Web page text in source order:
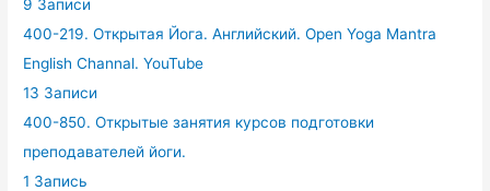
9 Записи
400-219. Открытая Йога. Английский. Open Yoga Mantra
English Channal. YouTube
13 Записи
400-850. Открытые занятия курсов подготовки
преподавателей йоги.
1 Запись